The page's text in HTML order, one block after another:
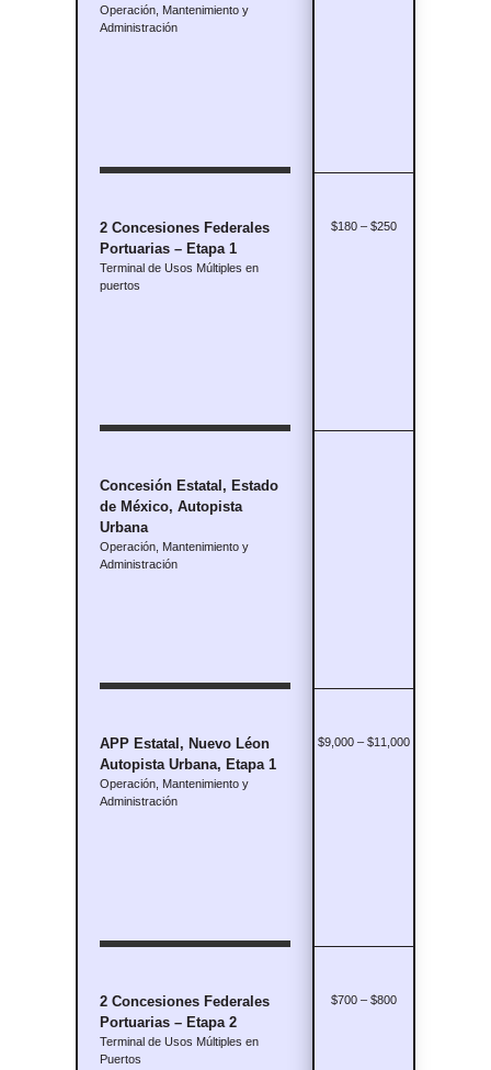
Operación, Mantenimiento y
Administración
2 Concesiones Federales
Portuarias – Etapa 1
Terminal de Usos Múltiples en
puertos
Concesión Estatal, Estado
de México, Autopista
Urbana
Operación, Mantenimiento y
Administración
APP Estatal, Nuevo Léon
Autopista Urbana, Etapa 1
Operación, Mantenimiento y
Administración
2 Concesiones Federales
Portuarias – Etapa 2
Terminal de Usos Múltiples en
Puertos
$2,800 – $3,100
$180 – $250
$9,000 – $11,000
$700 – $800